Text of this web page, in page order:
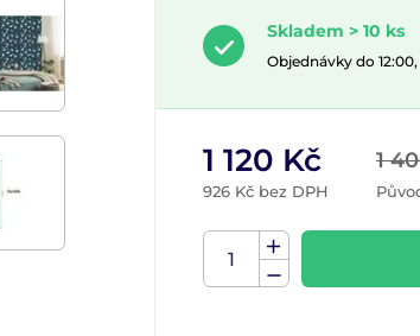
Skladem > 10 ks
Objednávky do
1
1 120 Kč
926 Kč bez DPH